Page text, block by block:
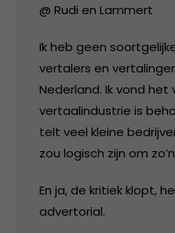
@ Rudi en Lammert
Ik heb geen
vertalers en
Nederland. Ik vond
vertaalindustrie is
telt veel kleine
zou logisch zijn om
En ja, de kritiek klopt,
advertorial.